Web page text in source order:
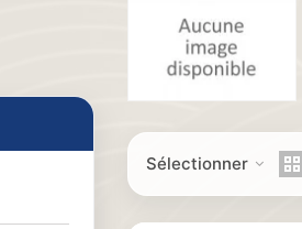
Sélectionner